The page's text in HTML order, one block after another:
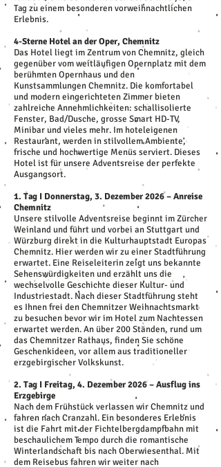
Tag zu einem besonderen vorweihnachtlichen
Erlebnis.
4-Sterne Hotel an der Oper, Chemnitz
Das Hotel liegt im Zentrum von Chemnitz, gleich
gegenüber vom weitläufigen Opernplatz mit dem
berühmten Opernhaus und den
Kunstsammlungen Chemnitz. Die komfortabel
und modern eingerichteten Zimmer bieten
zahlreiche Annehmlichkeiten: schallisolierte
Fenster, Bad/Dusche, grosse Smart HD-TV,
Minibar und vieles mehr. Im hoteleigenen
Restaurant, werden in stilvollem Ambiente,
frische und hochwertige Menüs serviert. Dieses
Hotel ist für unsere Adventsreise der perfekte
Ausgangsort.
1. Tag I Donnerstag, 3. Dezember 2026 – Anreise
Chemnitz
Unsere stilvolle Adventsreise beginnt im Zürcher
Weinland und führt und vorbei an Stuttgart und
Würzburg direkt in die Kulturhauptstadt Europas
Chemnitz. Hier werden wir zu einer Stadtführung
erwartet. Eine Reiseleiterin zeigt uns bekannte
Sehenswürdigkeiten und erzählt uns die
wechselvolle Geschichte dieser Kultur- und
Industriestadt. Nach dieser Stadtführung steht
es Ihnen frei den Chemnitzer Weihnachtsmarkt
zu besuchen bevor wir im Hotel zum Nachtessen
erwartet werden. An über 200 Ständen, rund um
das Chemnitzer Rathaus, finden Sie schöne
Geschenkideen, vor allem aus traditioneller
erzgebirgischer Volkskunst.
2. Tag I Freitag, 4. Dezember 2026 – Ausflug ins
Erzgebirge
Nach dem Frühstück verlassen wir Chemnitz und
fahren nach Cranzahl. Ein besonderes Erlebnis
ist die Fahrt mit der Fichtelbergdampfbahn mit
beschaulichem Tempo durch die romantische
Winterlandschaft bis nach Oberwiesenthal. Mit
dem Reisebus fahren wir weiter nach